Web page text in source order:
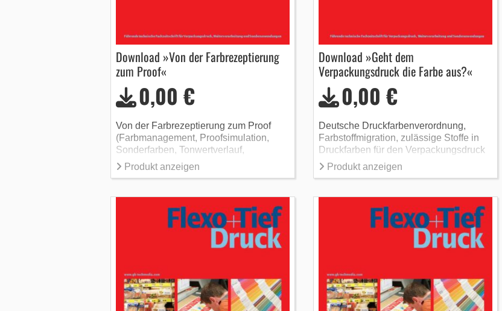
Download »Von der Farbrezeptierung
zum Proof«
0,00 €
Von der Farbrezeptierung zum Proof
(Farbmanagement, Proofsimulation,
Sonderfarben, Tonwertverlauf,
Proofsoftware)
Produkt anzeigen
Download »Geht dem
Verpackungsdruck die Farbe aus?«
0,00 €
Deutsche Druckfarbenverordnung,
Farbstoffmigration, zulässige Stoffe in
Druckfarben für den Verpackungsdruck
Produkt anzeigen